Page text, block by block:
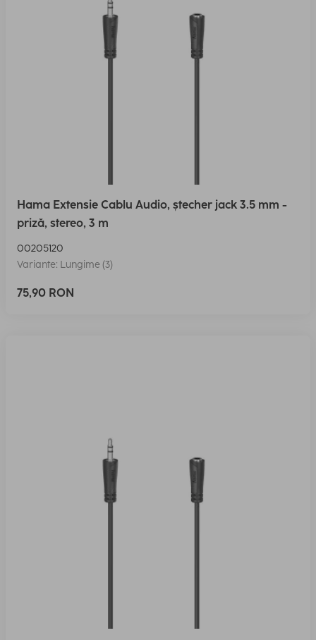
Hama Extensie Cablu Audio, ștecher jack 3.5 mm -
priză, stereo, 3 m
00205120
Variante: Lungime (3)
75,90 RON